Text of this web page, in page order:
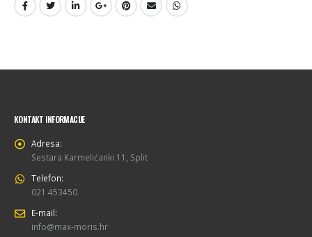
KONTAKT INFORMACIJE
Adresa:
Sestara Karmelićanki 11, Split
Telefon:
021 453450
E-mail:
info@max-moris.hr